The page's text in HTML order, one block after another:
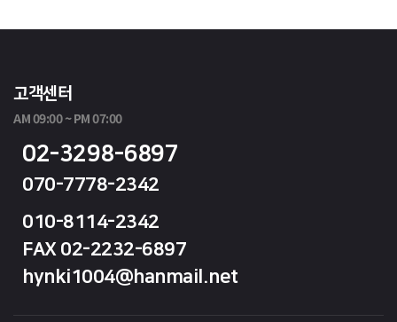
고객센터
AM 09:00 ~ PM 07:00
02-3298-6897
070-7778-2342
010-8114-2342
FAX 02-2232-6897
hynki1004@hanmail.net